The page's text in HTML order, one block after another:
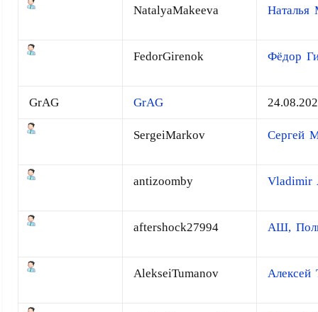
NatalyaMakeeva Наталья
FedorGirenok Фёдор
GrAG GrAG
SergeiMarkov Сергей
antizoomby Vladimir
aftershock27994 АШ,
AlekseiTumanov Алексей